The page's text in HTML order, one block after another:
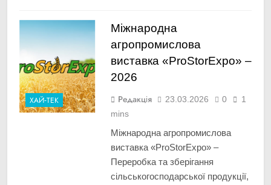
ХАЙ-ТЕК
Міжнародна
агропромислова
виставка «ProStorExpo» –
2026
Редакція 23.03.2026 0
1
mins
Міжнародна агропромислова
виставка «ProStorExpo» –
Переробка та зберігання
сільськогосподарської продукції,